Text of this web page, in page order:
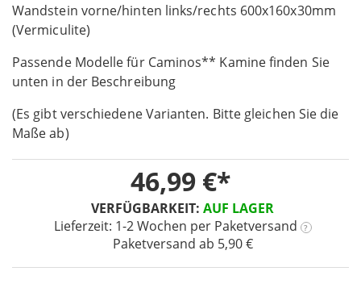
Wandstein vorne/hinten links/rechts 600x160x30mm
(Vermiculite)
Passende Modelle für Caminos** Kamine finden Sie
unten in der Beschreibung
(Es gibt verschiedene Varianten. Bitte gleichen Sie die
Maße ab)
VERFÜGBARKEIT: AUF LAGER
Lieferzeit: 1-2 Wochen per Paketversand ?
Paketversand ab 5,90 €
46,99 €
gallery
to
the
of
the
gallery